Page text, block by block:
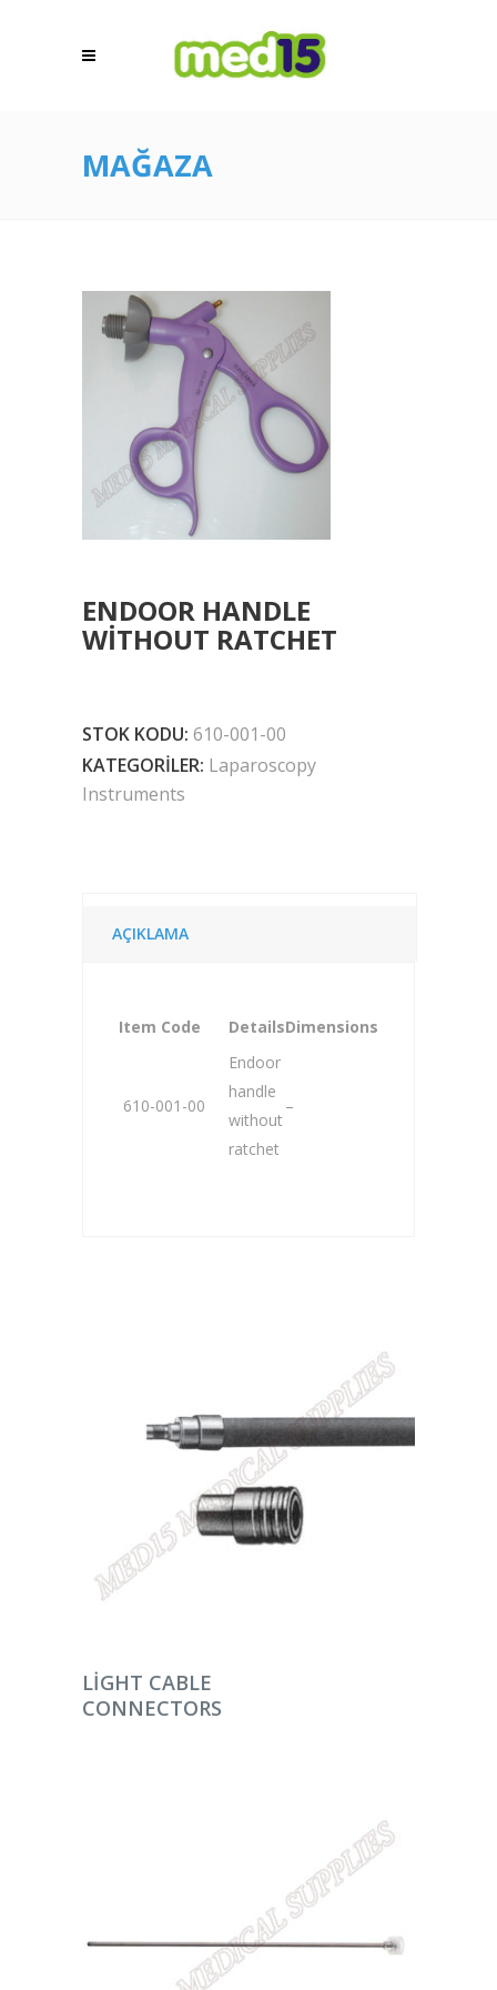
MAĞAZA
ENDOOR HANDLE
WITHOUT RATCHET
STOK KODU: 610-001-00
KATEGORILER: Laparoscopy
Instruments
AÇIKLAMA
Item Code DetailsDimensions
610-001-00
Endoor
handle
without
ratchet
–
DEVAMINI OKU
LIGHT CABLE
CONNECTORS